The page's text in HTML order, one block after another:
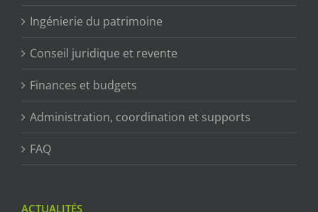
Ingénierie du patrimoine
Conseil juridique et revente
Finances et budgets
Administration, coordination et supports
FAQ
ACTUALITÉS